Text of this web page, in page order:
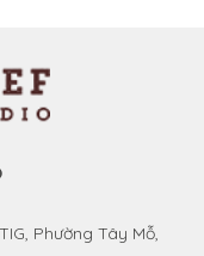
dụng
DÕI CHÚNG TÔI
Phường Tây Mỗ,